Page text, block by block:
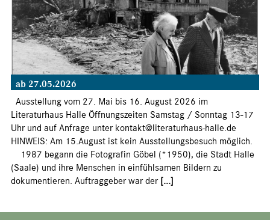
ab 27.05.2026
Ausstellung vom 27. Mai bis 16. August 2026 im
Literaturhaus Halle Öffnungszeiten Samstag / Sonntag 13-17
Uhr und auf Anfrage unter kontakt@literaturhaus-halle.de
HINWEIS: Am 15.August ist kein Ausstellungsbesuch möglich.
1987 begann die Fotografin Göbel (*1950), die Stadt Halle
(Saale) und ihre Menschen in einfühlsamen Bildern zu
dokumentieren. Auftraggeber war der [...]